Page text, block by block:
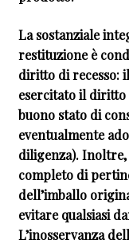
La sostanziale
restituzione è
diritto di recesso:
esercitato il diritto
buono stato di
eventualmente
diligenza).
completo di
dell’imballo
evitare qualsiasi
L’inosservanza